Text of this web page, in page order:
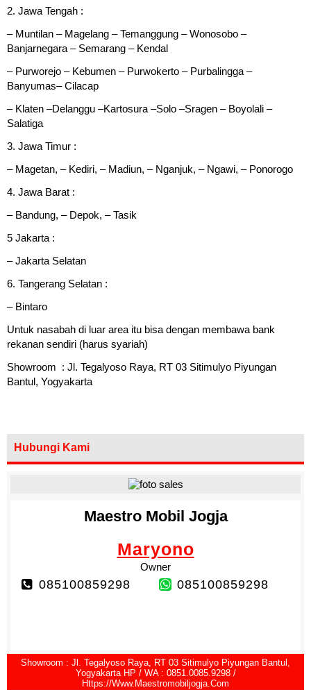
2. Jawa Tengah :
– Muntilan – Magelang – Temanggung – Wonosobo –
Banjarnegara – Semarang – Kendal
– Purworejo – Kebumen – Purwokerto – Purbalingga –
Banyumas– Cilacap
– Klaten –Delanggu –Kartosura –Solo –Sragen – Boyolali –
Salatiga
3. Jawa Timur :
– Magetan, – Kediri, – Madiun, – Nganjuk, – Ngawi, – Ponorogo
4. Jawa Barat :
– Bandung, – Depok, – Tasik
5 Jakarta :
– Jakarta Selatan
6. Tangerang Selatan :
– Bintaro
Untuk nasabah di luar area itu bisa dengan membawa bank
rekanan sendiri (harus syariah)
Showroom : Jl. Tegalyoso Raya, RT 03 Sitimulyo Piyungan
Bantul, Yogyakarta
Hubungi Kami
Maestro Mobil Jogja
Maryono
Owner
085100859298 085100859298
Showroom : Jl. Tegalyoso Raya, RT 03 Sitimulyo Piyungan Bantul,
Yogyakarta HP / WA : 0851.0085.9298 /
Https://www.maestromobiljogja.com